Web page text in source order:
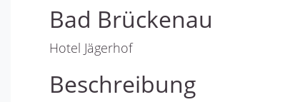
Bad Brückenau
Hotel Jägerhof
Beschreibung